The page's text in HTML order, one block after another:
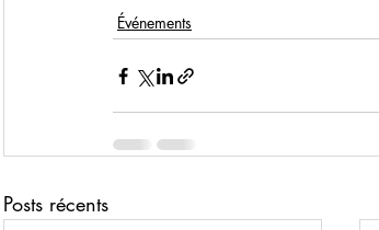
Événements
Posts récents